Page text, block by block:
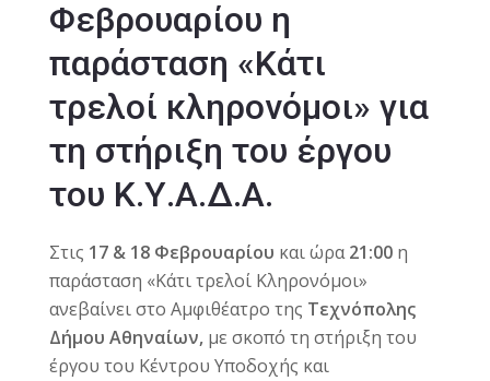
Φεβρουαρίου η
παράσταση «Κάτι
τρελοί κληρονόμοι» για
τη στήριξη του έργου
του Κ.Υ.Α.Δ.Α.
Στις 17 & 18 Φεβρουαρίου και ώρα21:00 η
παράσταση «Κάτι τρελοί Κληρονόμοι»
ανεβαίνει στο Αμφιθέατρο της Τεχνόπολης
Δήμου Αθηναίων, με σκοπό τη στήριξη του
έργου του Κέντρου Υποδοχής και